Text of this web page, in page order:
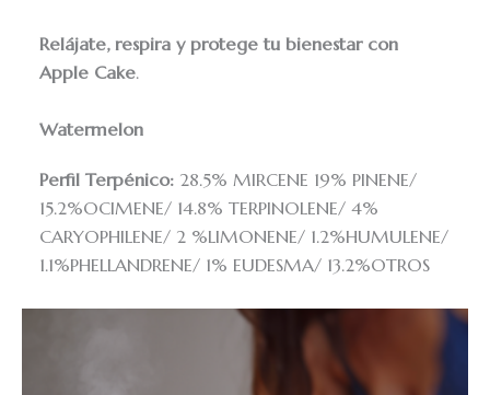
Relájate, respira y protege tu bienestar con
Apple Cake.
Watermelon
Perfil Terpénico: 28.5% MIRCENE 19% PINENE/
15.2%OCIMENE/ 14.8% TERPINOLENE/ 4%
CARYOPHILENE/ 2 %LIMONENE/ 1.2%HUMULENE/
1.1%PHELLANDRENE/ 1% EUDESMA/ 13.2%OTROS